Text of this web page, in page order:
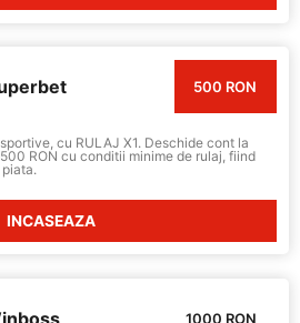
500 RON
cu RULAJ X1. Deschide cont la
RON cu conditii minime de rulaj, fiind
INCASEAZA
1000 RON